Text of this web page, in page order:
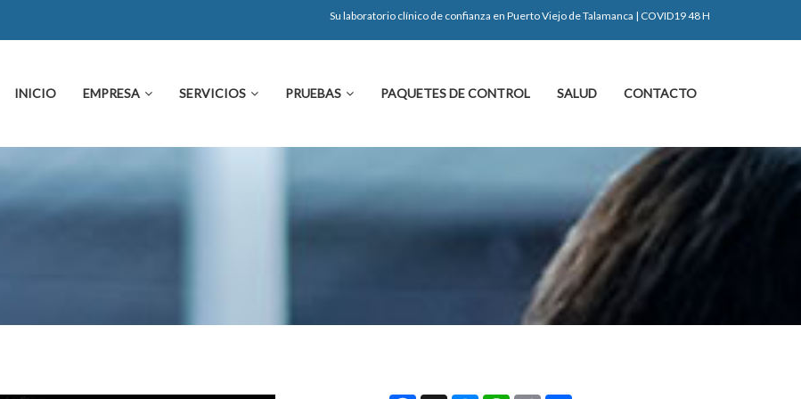
Su laboratorio clínico de confianza en Puerto Viejo de Talamanca | COVID19 48 H
INICIO EMPRESA SERVICIOS PRUEBAS PAQUETES DE CONTROL SALUD CONTACTO